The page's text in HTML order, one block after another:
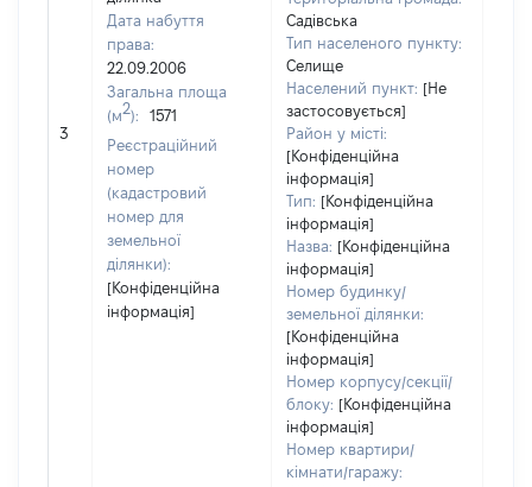
3
Дата набуття
права:
22.09.2006
Загальна площа
(м2):
1571
Реєстраційний
номер
(кадастровий
номер для
земельної
ділянки):
[Конфіденційна
інформація]
Садівська
Тип населеного пункту:
Селище
Населений пункт: [Не
застосовується]
Район у місті:
[Конфіденційна
інформація]
Тип: [Конфіденційна
інформація]
Назва: [Конфіденційна
інформація]
Номер будинку/
земельної ділянки:
[Конфіденційна
інформація]
Номер корпусу/секції/
блоку: [Конфіденційна
інформація]
Номер квартири/
кімнати/гаражу: